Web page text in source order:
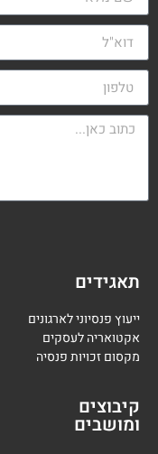
תאגידים
ייעוץ פנסיוני לארגונים
אקטואריה לעסקים
מקסום זכויות פנסיה
קיבוצים
ומושבים